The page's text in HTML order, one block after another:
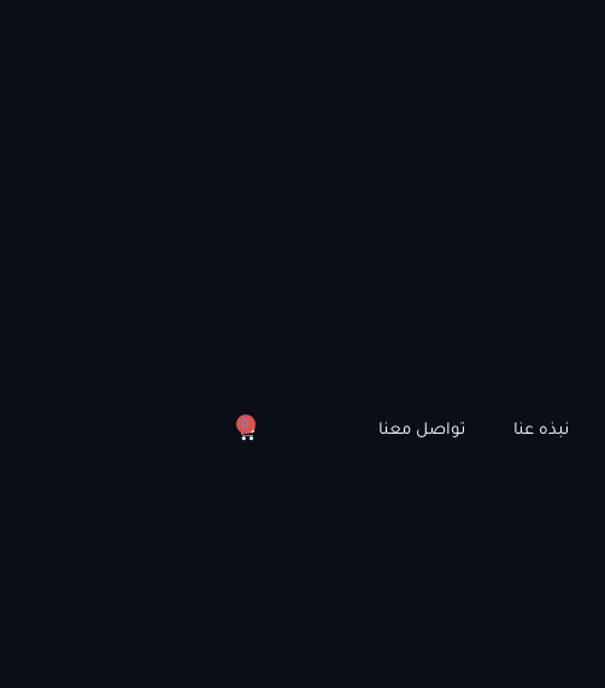
نبذه عنا تواصل معنا 0